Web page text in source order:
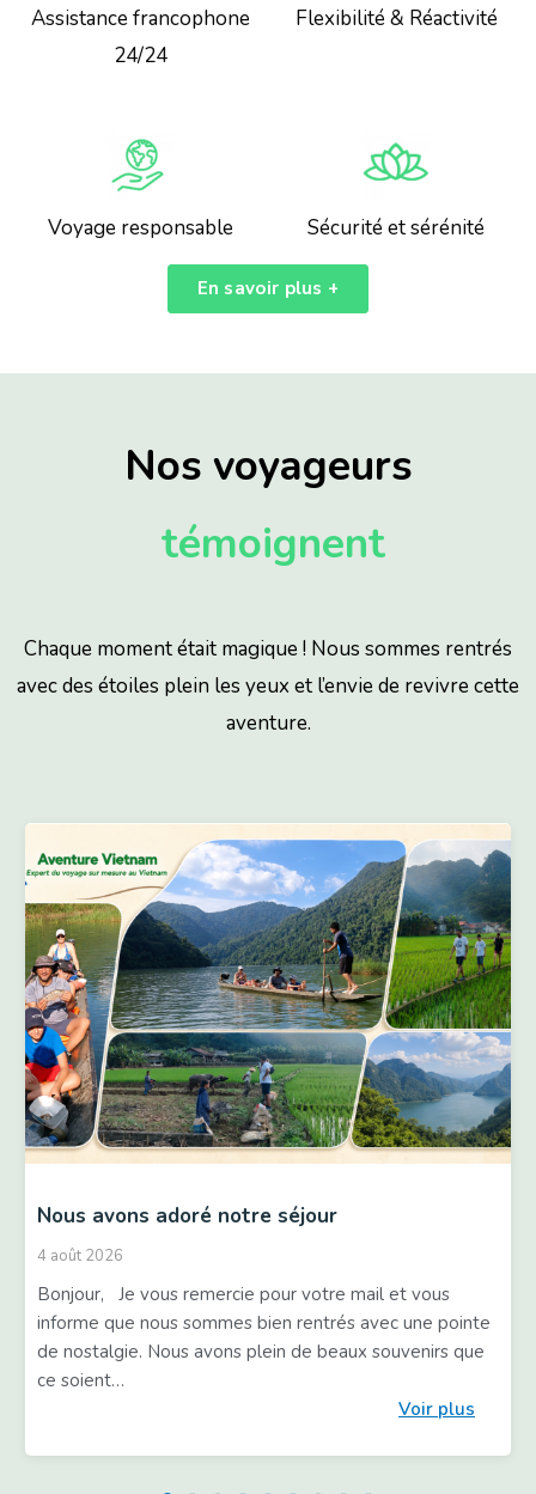
Assistance francophone
24/24
Flexibilité & Réactivité
Voyage responsable Sécurité et sérénité
En savoir plus +
Nos voyageurs
témoignent
Chaque moment était magique ! Nous sommes rentrés
avec des étoiles plein les yeux et l’envie de revivre cette
aventure.
Nous avons adoré notre séjour
4 août 2026
Bonjour, Je vous remercie pour votre mail et vous
informe que nous sommes bien rentrés avec une pointe
de nostalgie. Nous avons plein de beaux souvenirs que
ce soient
Voir plus